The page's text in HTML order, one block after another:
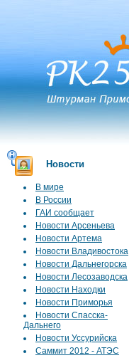
Новости
В мире
В России
ГАИ сообщает
Новости Арсеньева
Новости Артема
Новости Владивостока
Новости Дальнегорска
Новости Лесозаводска
Новости Находки
Новости Приморья
Новости Спасска-
Дальнего
Новости Уссурийска
Саммит 2012 - АТЭС